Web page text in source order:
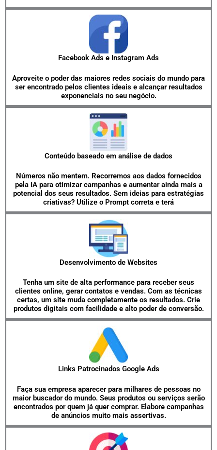
Facebook Ads e Instagram Ads
Aproveite o poder das maiores redes sociais do mundo para
ser encontrado pelos clientes ideais e alcançar resultados
exponenciais no seu negócio.
Conteúdo baseado em análise de dados
Números não mentem. Recorremos aos dados fornecidos
pela IA para otimizar campanhas e aumentar ainda mais a
potencial dos seus resultados. Sem ideias para estratégias
criativas? Utilize o Prompt correta e terá
Desenvolvimento de Websites
Tenha um site de alta performance para receber seus
clientes online, gerar contatos e vendas. Com as técnicas
certas, um site muda completamente os resultados. Crie
produtos digitais com facilidade e alto poder de conversão.
Links Patrocinados Google Ads
Faça sua empresa aparecer para milhares de pessoas no
maior buscador do mundo. Seus produtos ou serviços serão
encontrados por quem já quer comprar. Elabore campanhas
de anúncios muito mais assertivas.